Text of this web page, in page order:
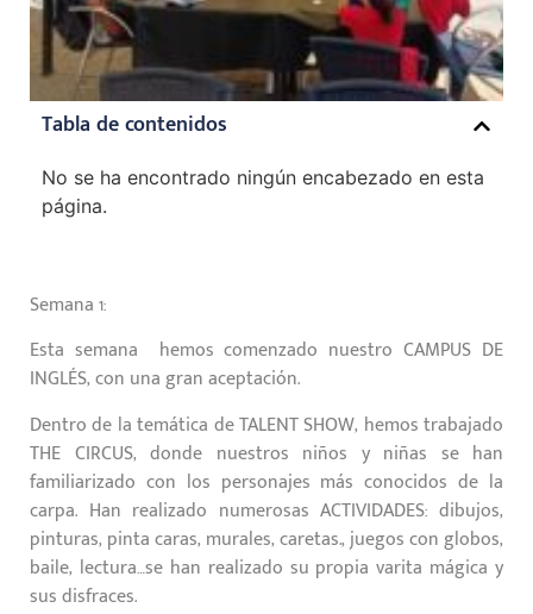
Tabla de contenidos
No se ha encontrado ningún encabezado en esta
página.
Semana 1:
Esta semana hemos comenzado nuestro CAMPUS DE
INGLÉS, con una gran aceptación.
Dentro de la temática de TALENT SHOW, hemos trabajado
THE CIRCUS, donde nuestros niños y niñas se han
familiarizado con los personajes más conocidos de la
carpa. Han realizado numerosas ACTIVIDADES: dibujos,
pinturas, pinta caras, murales, caretas., juegos con globos,
baile, lectura…se han realizado su propia varita mágica y
sus disfraces.